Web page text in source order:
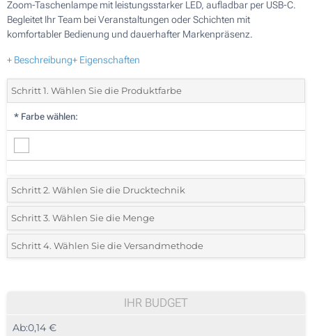
Zoom-Taschenlampe mit leistungsstarker LED, aufladbar per USB-C.
Begleitet Ihr Team bei Veranstaltungen oder Schichten mit
komfortabler Bedienung und dauerhafter Markenpräsenz.
+ Beschreibung+ Eigenschaften
Schritt 1. Wählen Sie die Produktfarbe
* Farbe wählen:
Schritt 2. Wählen Sie die Drucktechnik
*Wählen Sie die Druck- und Farbtechniken für Ihr Logo:
1 Farbig (Auf einer Seite)
3 Farbig (Auf einer Seite)
Schritt 3. Wählen Sie die Menge
*Bitte wählen Sie Ihre gewünschte Menge
1220
Schritt 4. Wählen Sie die Versandmethode
IHR BUDGET
Ab:0,14 €